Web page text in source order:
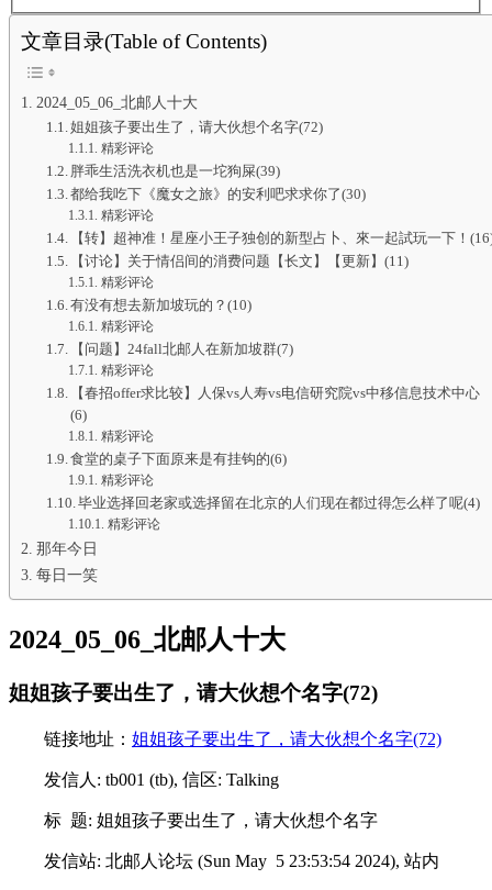
文章目录(Table of Contents)
2024_05_06_北邮人十大
姐姐孩子要出生了，请大伙想个名字(72)
精彩评论
胖乖生活洗衣机也是一坨狗屎(39)
都给我吃下《魔女之旅》的安利吧求求你了(30)
精彩评论
【转】超神准！星座小王子独创的新型占卜、來一起試玩一下！
【讨论】关于情侣间的消费问题【长文】【更新】(11)
精彩评论
有没有想去新加坡玩的？(10)
精彩评论
【问题】24fall北邮人在新加坡群(7)
精彩评论
【春招offer求比较】人保vs人寿vs电信研究院vs中移信息技术中心
(6)
精彩评论
食堂的桌子下面原来是有挂钩的(6)
精彩评论
毕业选择回老家或选择留在北京的人们现在都过得怎么样了呢(4)
精彩评论
那年今日
每日一笑
2024_05_06_北邮人十大
姐姐孩子要出生了，请大伙想个名字(72)
链接地址： 姐姐孩子要出生了，请大伙想个名字(72)
发信人: tb001 (tb), 信区: Talking
标 题: 姐姐孩子要出生了，请大伙想个名字
发信站: 北邮人论坛 (Sun May 5 23:53:54 2024), 站内